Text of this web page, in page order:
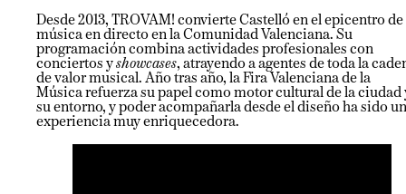
Desde 2013, TROVAM! convierte Castelló en el epicentro de
música en directo en la Comunidad Valenciana. Su
programación combina actividades profesionales con
conciertos yshowcases, atrayendo a agentes de toda la
de valor musical. Año tras año, la Fira Valenciana de la
Música refuerza su papel como motor cultural de la ciudad
su entorno, y poder acompañarla desde el diseño ha sido
experiencia muy enriquecedora.